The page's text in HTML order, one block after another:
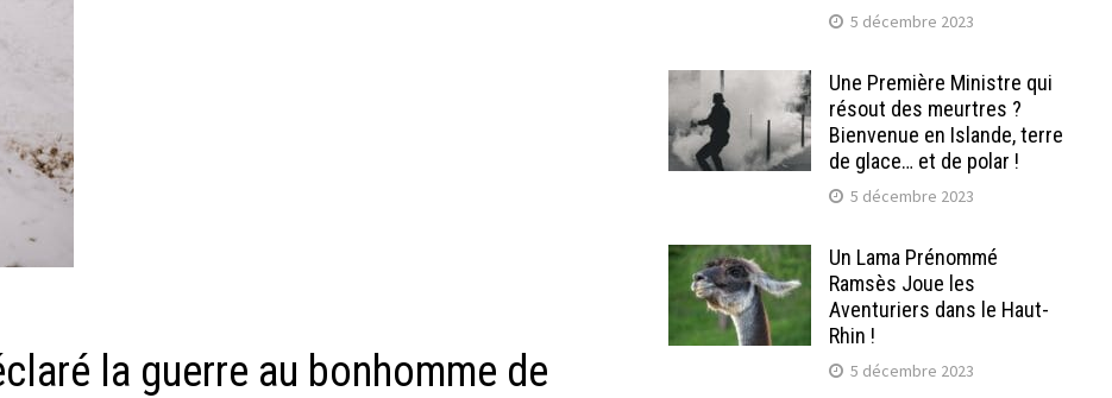
la guerre au bonhomme de
5 décembre 2023
Une Première Ministre qui
résout des meurtres ?
Bienvenue en Islande, terre
de glace… et de polar !
5 décembre 2023
Un Lama Prénommé
Ramsès Joue les
Aventuriers dans le Haut-
Rhin !
5 décembre 2023